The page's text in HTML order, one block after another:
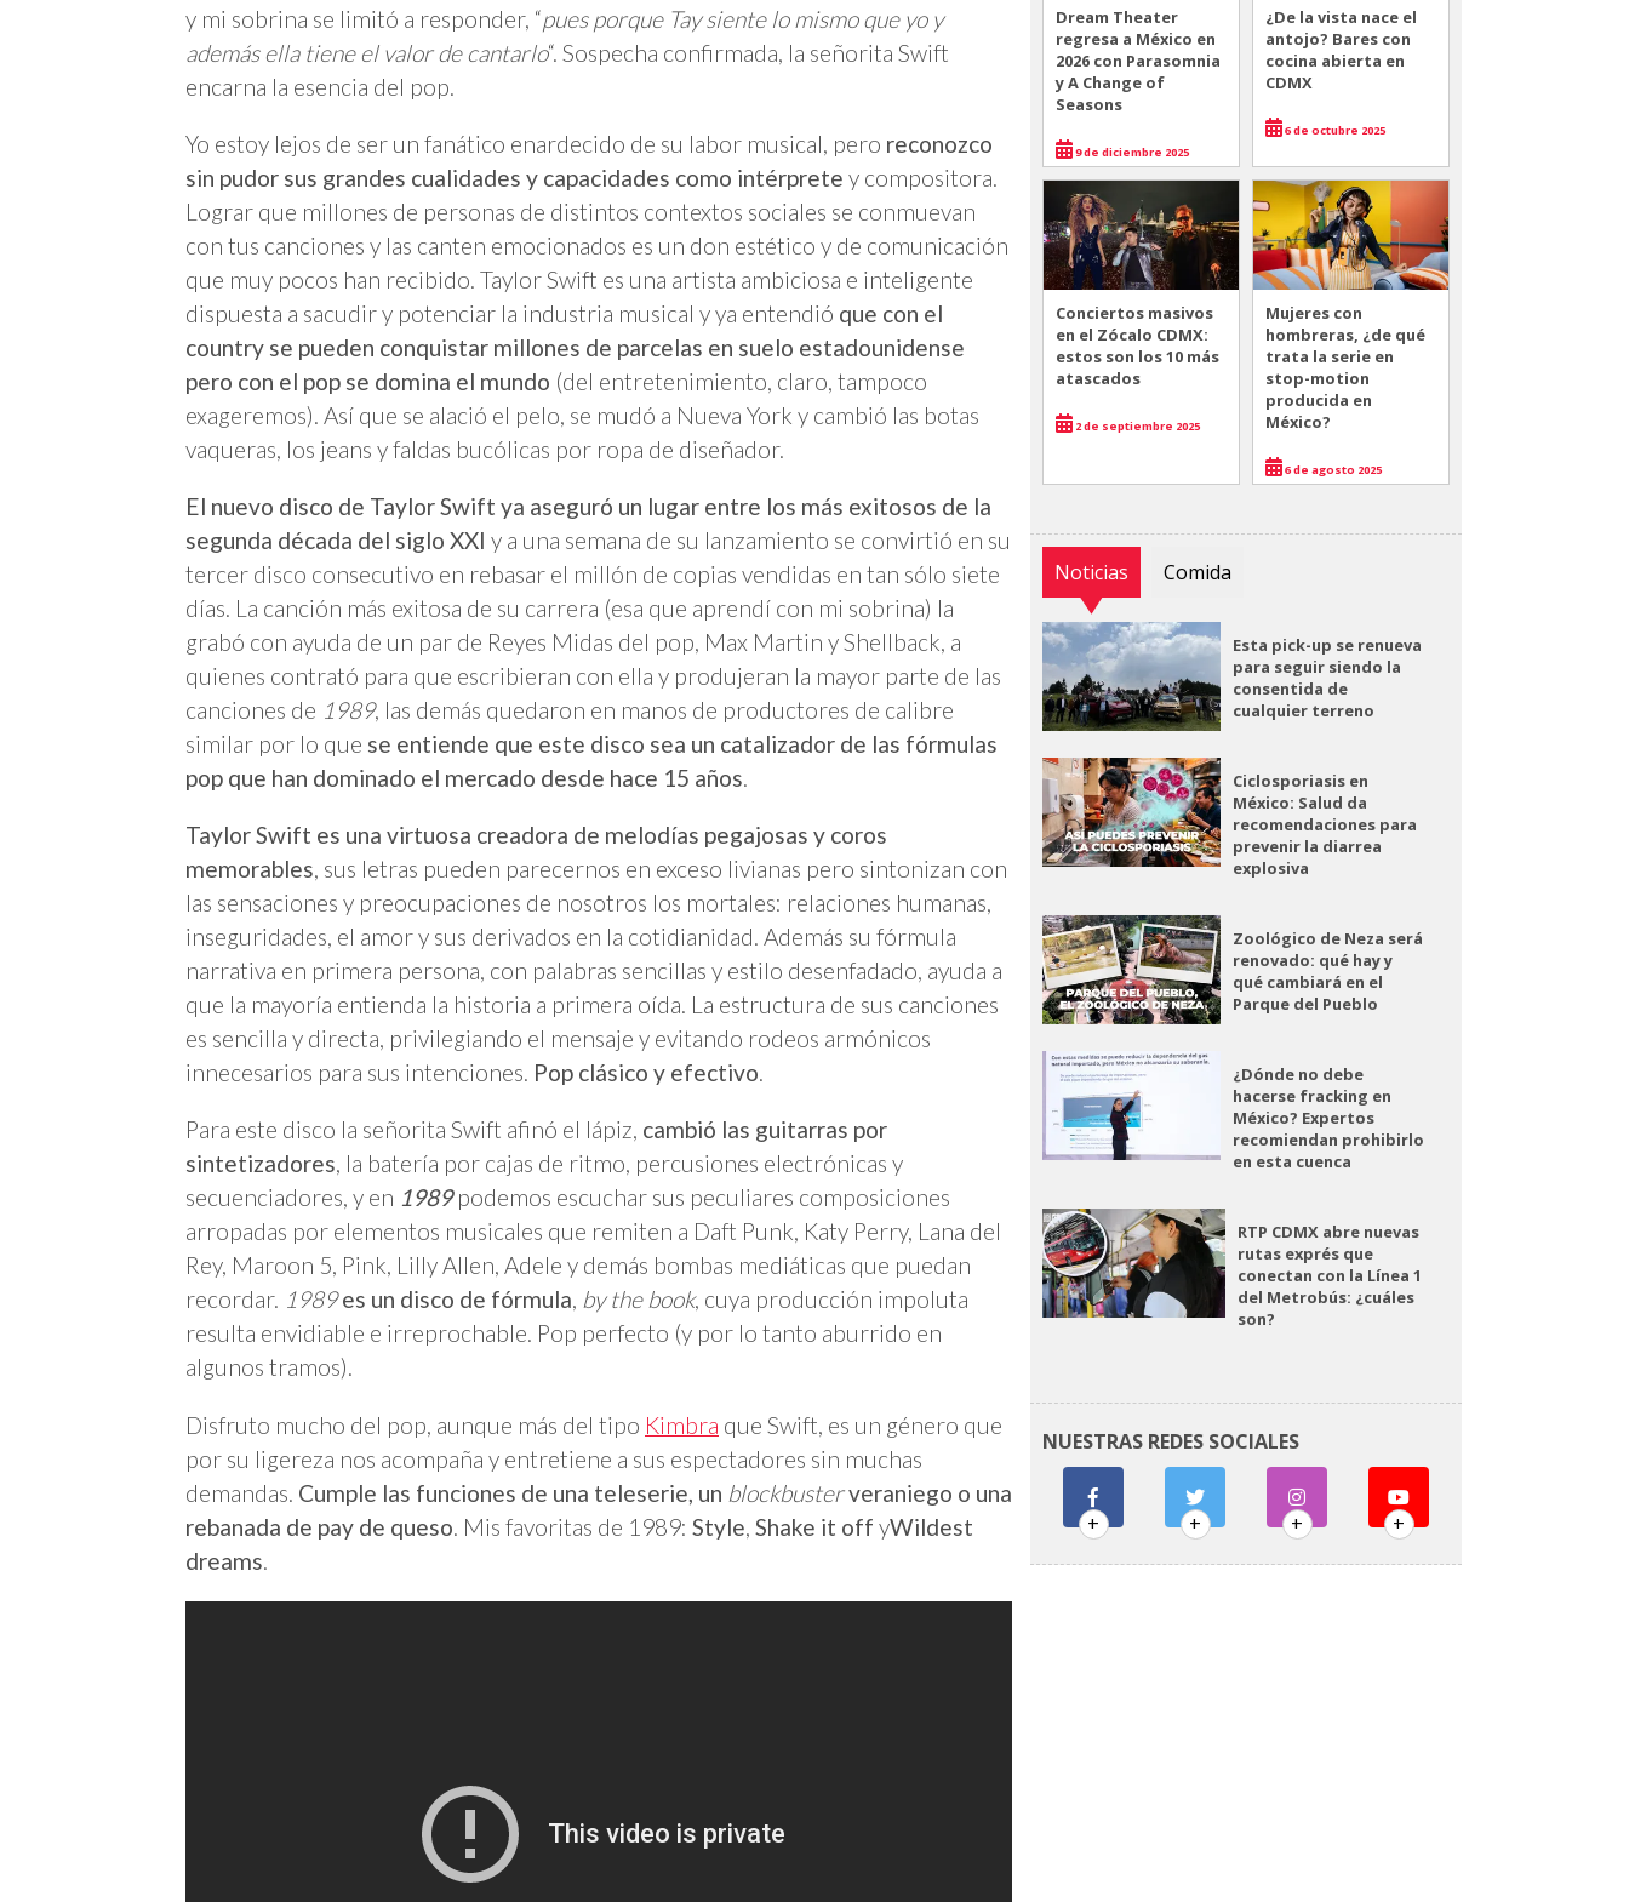
y mi sobrina se limitó a responder, “pues porque Tay siente lo mismo que yo y
además ella tiene el valor de cantarlo“. Sospecha confirmada, la señorita Swift
encarna la esencia del pop.
Yo estoy lejos de ser un fanático enardecido de su labor musical, pero reconozco
sin pudor sus grandes cualidades y capacidades como intérprete y compositora.
Lograr que millones de personas de distintos contextos sociales se conmuevan
con tus canciones y las canten emocionados es un don estético y de comunicación
que muy pocos han recibido. Taylor Swift es una artista ambiciosa e inteligente
dispuesta a sacudir y potenciar la industria musical y ya entendió que con el
country se pueden conquistar millones de parcelas en suelo estadounidense
pero con el pop se domina el mundo (del entretenimiento, claro, tampoco
exageremos). Así que se alació el pelo, se mudó a Nueva York y cambió las botas
vaqueras, los jeans y faldas bucólicas por ropa de diseñador.
El nuevo disco de Taylor Swift ya aseguró un lugar entre los más exitosos de la
segunda década del siglo XXI y a una semana de su lanzamiento se convirtió en su
tercer disco consecutivo en rebasar el millón de copias vendidas en tan sólo siete
días. La canción más exitosa de su carrera (esa que aprendí con mi sobrina) la
grabó con ayuda de un par de Reyes Midas del pop, Max Martin y Shellback, a
quienes contrató para que escribieran con ella y produjeran la mayor parte de las
canciones de 1989, las demás quedaron en manos de productores de calibre
similar por lo que se entiende que este disco sea un catalizador de las fórmulas
pop que han dominado el mercado desde hace 15 años.
Taylor Swift es una virtuosa creadora de melodías pegajosas y coros
memorables, sus letras pueden parecernos en exceso livianas pero sintonizan con
las sensaciones y preocupaciones de nosotros los mortales: relaciones humanas,
inseguridades, el amor y sus derivados en la cotidianidad. Además su fórmula
narrativa en primera persona, con palabras sencillas y estilo desenfadado, ayuda a
que la mayoría entienda la historia a primera oída. La estructura de sus canciones
es sencilla y directa, privilegiando el mensaje y evitando rodeos armónicos
innecesarios para sus intenciones. Pop clásico y efectivo.
Para este disco la señorita Swift afinó el lápiz, cambió las guitarras por
sintetizadores, la batería por cajas de ritmo, percusiones electrónicas y
secuenciadores, y en 1989podemos escuchar sus peculiares composiciones
arropadas por elementos musicales que remiten a Daft Punk, Katy Perry, Lana del
Rey, Maroon 5, Pink, Lilly Allen, Adele y demás bombas mediáticas que puedan
recordar. 1989es un disco de fórmula, by the book, cuya producción impoluta
resulta envidiable e irreprochable. Pop perfecto (y por lo tanto aburrido en
algunos tramos).
Disfruto mucho del pop, aunque más del tipo Kimbra que Swift, es un género que
por su ligereza nos acompaña y entretiene a sus espectadores sin muchas
demandas. Cumple las funciones de una teleserie, un blockbusterveraniego o una
rebanada de pay de queso . Mis favoritas de 1989: Style Shake it off yWildest
dreams
Dream Theater
regresa a México en
2026 con Parasomnia
y A Change of
Seasons
9 de diciembre 2025
¿De la vista nace el
antojo? Bares con
cocina abierta en
CDMX
6 de octubre 2025
Conciertos masivos
en el Zócalo CDMX:
estos son los 10 más
atascados
2 de septiembre 2025
Mujeres con
hombreras, ¿de qué
trata la serie en
stop-motion
producida en
México?
6 de agosto 2025
Noticias Comida
Esta pick-up se renueva
para seguir siendo la
consentida de
cualquier terreno
Ciclosporiasis en
México: Salud da
recomendaciones para
prevenir la diarrea
explosiva
Zoológico de Neza será
renovado: qué hay y
qué cambiará en el
Parque del Pueblo
¿Dónde no debe
hacerse fracking en
México? Expertos
recomiendan prohibirlo
en esta cuenca
RTP CDMX abre nuevas
rutas exprés que
conectan con la Línea 1
del Metrobús: ¿cuáles
son?
NUESTRAS REDES SOCIALES
+ + + +